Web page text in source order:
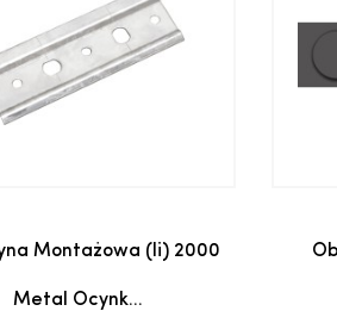
Montażowa (ii) 2000
Metal Ocynk...